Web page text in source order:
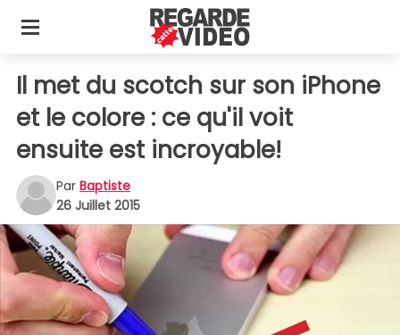
Il met du scotch sur son iPhone
et le colore : ce qu'il voit
ensuite est incroyable!
Par Baptiste
26 Juillet 2015